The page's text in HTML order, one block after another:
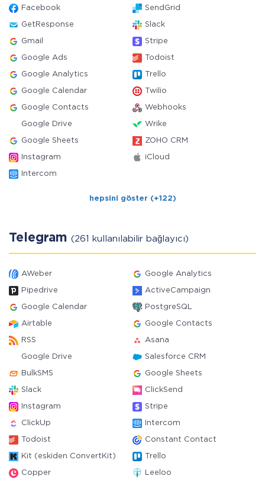
Facebook SendGrid
GetResponse Slack
Gmail Stripe
Google Ads Todoist
Google Analytics Trello
Google Calendar Twilio
Google Contacts Webhooks
Google Drive Wrike
Google Sheets ZOHO CRM
Instagram iCloud
Intercom
hepsini göster (+122)
Telegram (261 kullanılabilir bağlayıcı)
AWeber Google Analytics
Pipedrive ActiveCampaign
Google Calendar PostgreSQL
Airtable Google Contacts
RSS Asana
Google Drive Salesforce CRM
BulkSMS Google Sheets
Slack ClickSend
Instagram Stripe
ClickUp Intercom
Todoist Constant Contact
Kit (eskiden ConvertKit) Trello
Copper Leeloo